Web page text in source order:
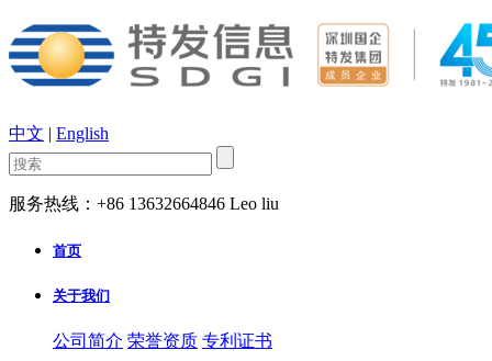
中文 | English
服务热线：+86 13632664846 Leo liu
首页
关于我们
公司简介 荣誉资质 专利证书